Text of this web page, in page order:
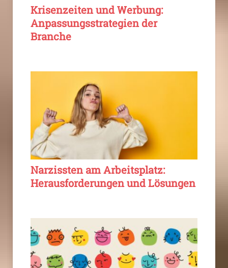
Krisenzeiten und Werbung:
Anpassungsstrategien der
Branche
Narzissten am Arbeitsplatz:
Herausforderungen und Lösungen